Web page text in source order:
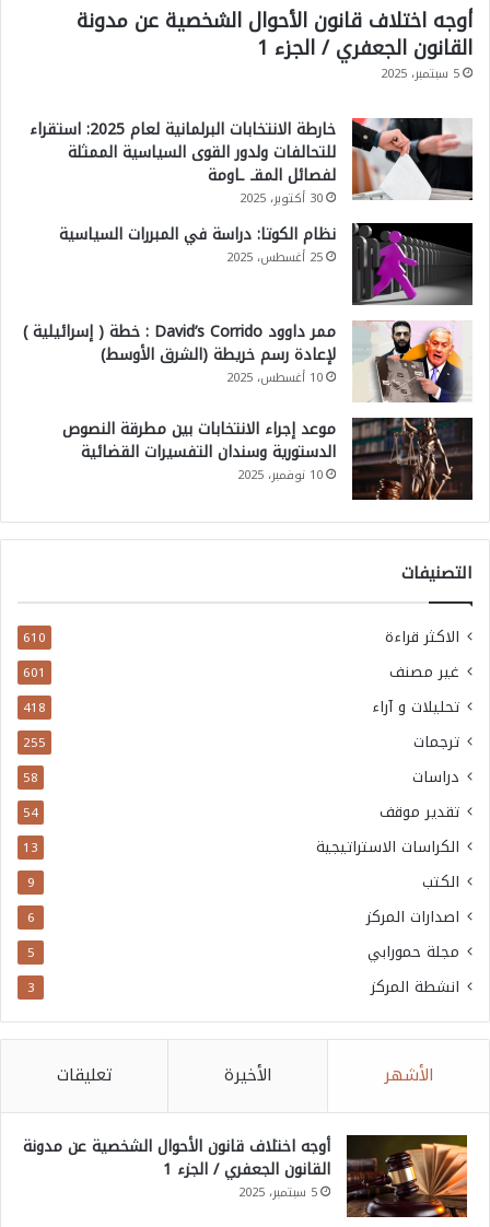
أوجه اختلاف قانون الأحوال الشخصية عن مدونة
القانون الجعفري / الجزء 1
5 سبتمبر، 2025
خارطة الانتخابات البرلمانية لعام 2025: استقراء
للتحالفات ولدور القوى السياسية الممثلة
لفصائل المقـ ـاومة
30 أكتوبر، 2025
نظام الكوتا: دراسة في المبررات السياسية
25 أغسطس، 2025
ممر داوود David’s Corrido : خطة ( إسرائيلية )
لإعادة رسم خريطة (الشرق الأوسط)
10 أغسطس، 2025
موعد إجراء الانتخابات بين مطرقة النصوص
الدستورية وسندان التفسيرات القضائية
10 نوفمبر، 2025
التصنيفات
الاكثر قراءة 610
غير مصنف 601
تحليلات و آراء 418
ترجمات 255
دراسات 58
تقدير موقف 54
الكراسات الاستراتيجية 13
الكتب 9
اصدارات المركز 6
مجلة حمورابي 5
انشطة المركز 3
الأشهر الأخيرة تعليقات
أوجه اختلاف قانون الأحوال الشخصية عن مدونة
القانون الجعفري / الجزء 1
5 سبتمبر، 2025